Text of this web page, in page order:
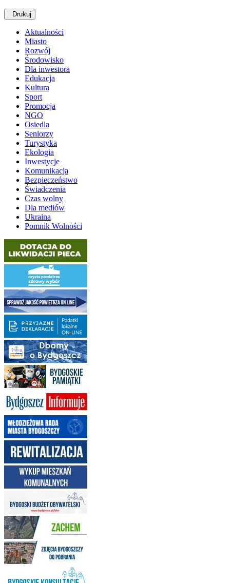
Drukuj
Aktualności
Miasto
Rozwój
Środowisko
Dla inwestora
Edukacja
Kultura
Sport
Promocja
NGO
Osiedla
Seniorzy
Turystyka
Ekologia
Inwestycje
Komunikacja
Bezpieczeństwo
Świadczenia
Czas wolny
Dla mediów
Ukraina
Pomnik Wolności